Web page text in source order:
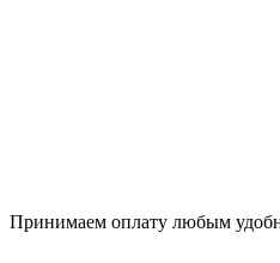
Принимаем оплату любым